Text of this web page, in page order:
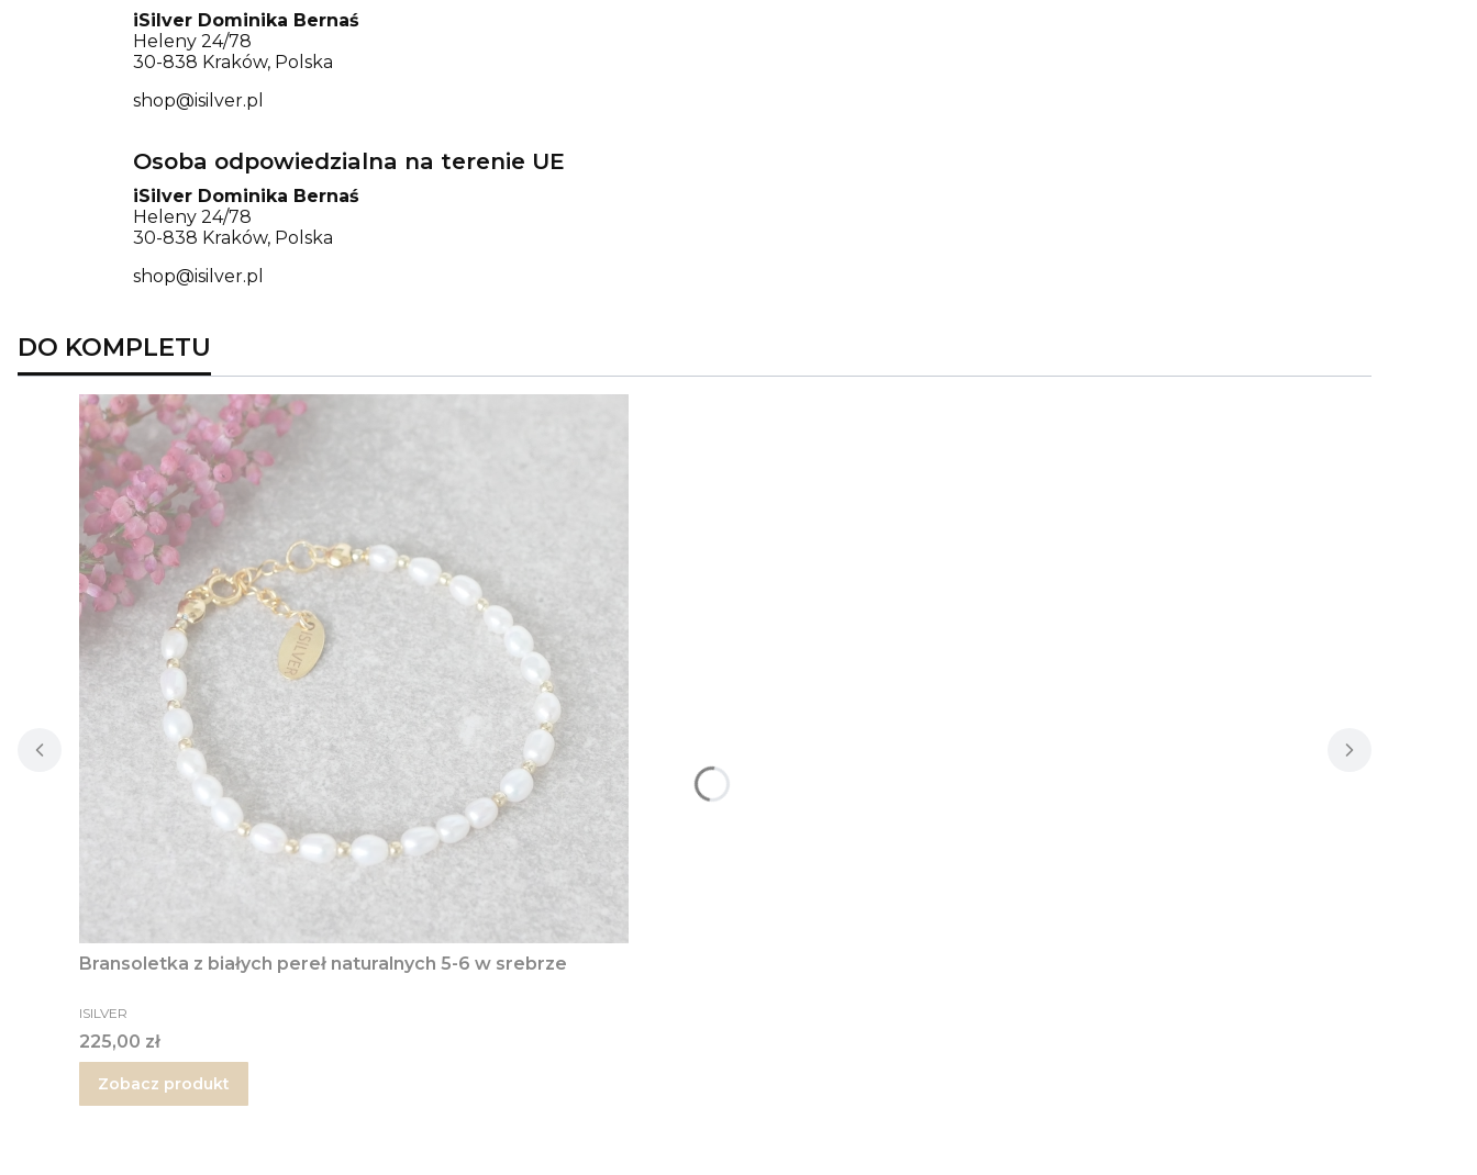
iSilver Dominika Bernaś
Heleny 24/78
30-838 Kraków, Polska
shop@isilver.pl
Osoba odpowiedzialna na terenie UE
iSilver Dominika Bernaś
Heleny 24/78
30-838 Kraków, Polska
shop@isilver.pl
DO KOMPLETU
Bransoletka z białych pereł naturalnych 5-6 w srebrze
PRODUCENT
ISILVER
Cena
225,00 zł
Zobacz produkt